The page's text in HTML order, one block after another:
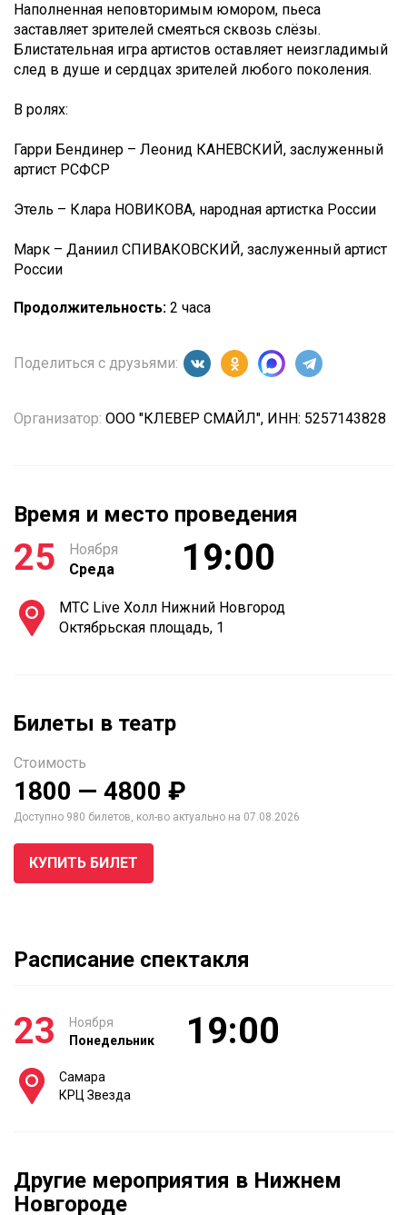
Наполненная неповторимым юмором, пьеса
заставляет зрителей смеяться сквозь слёзы.
Блистательная игра артистов оставляет неизгладимый
след в душе и сердцах зрителей любого поколения.
В ролях:
Гарри Бендинер – Леонид КАНЕВСКИЙ, заслуженный
артист РСФСР
Этель – Клара НОВИКОВА, народная артистка России
Марк – Даниил СПИВАКОВСКИЙ, заслуженный артист
России
Продолжительность: 2 часа
Поделиться с друзьями:
Организатор: ООО "КЛЕВЕР СМАЙЛ", ИНН: 5257143828
Время и место проведения
25
Ноября
Среда
19:00
МТС Live Холл Нижний Новгород
Октябрьская площадь, 1
Билеты в театр
Стоимость
1800 — 4800 ₽
Доступно 980 билетов, кол-во актуально на 07.08.2026
КУПИТЬ БИЛЕТ
Расписание спектакля
23
Ноября
Понедельник
19:00
Самара
КРЦ Звезда
Другие мероприятия в Нижнем
Новгороде